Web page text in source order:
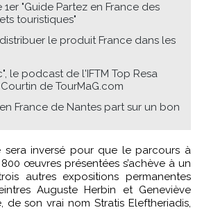
"Guide Partez en France des
touristiques"
le produit France dans les
le podcast de l'IFTM Top Resa
de TourMaG.com
France de Nantes part sur un bon
œuvres présentées s’achève à un
autres expositions permanentes
Auguste Herbin et Geneviève
de son vrai nom Stratis Eleftheriadis,